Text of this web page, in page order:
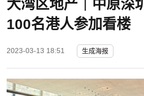
大湾区地产｜中原深
100名港人参加看楼
2023-03-13 18:51 生成海报